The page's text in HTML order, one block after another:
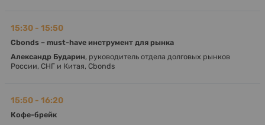
15:30 - 15:50
Cbonds – must-have инструмент для рынка
Александр Бударин, руководитель отдела долговых рынков
России, СНГ и Китая, Cbonds
15:50 - 16:20
Кофе-брейк